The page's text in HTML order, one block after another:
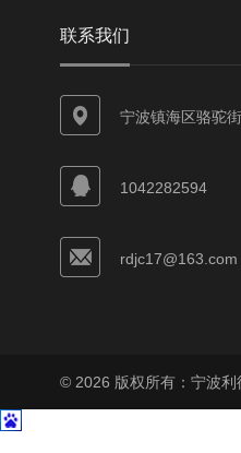
联系我们
宁波镇海区骆驼
1042282594
rdjc17@163.com
© 2026 版权所有：宁波